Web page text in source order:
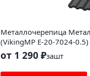
Металлочерепица
(VikingMP E-20-7024-0.5)
от 1 290 ₽зашт